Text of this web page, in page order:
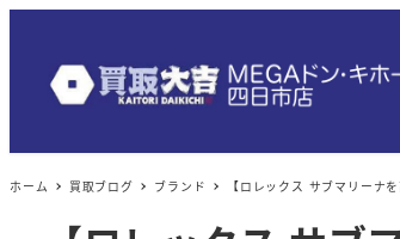
ホーム 買取ブログ ブランド 【ロレックス サブマリーナ